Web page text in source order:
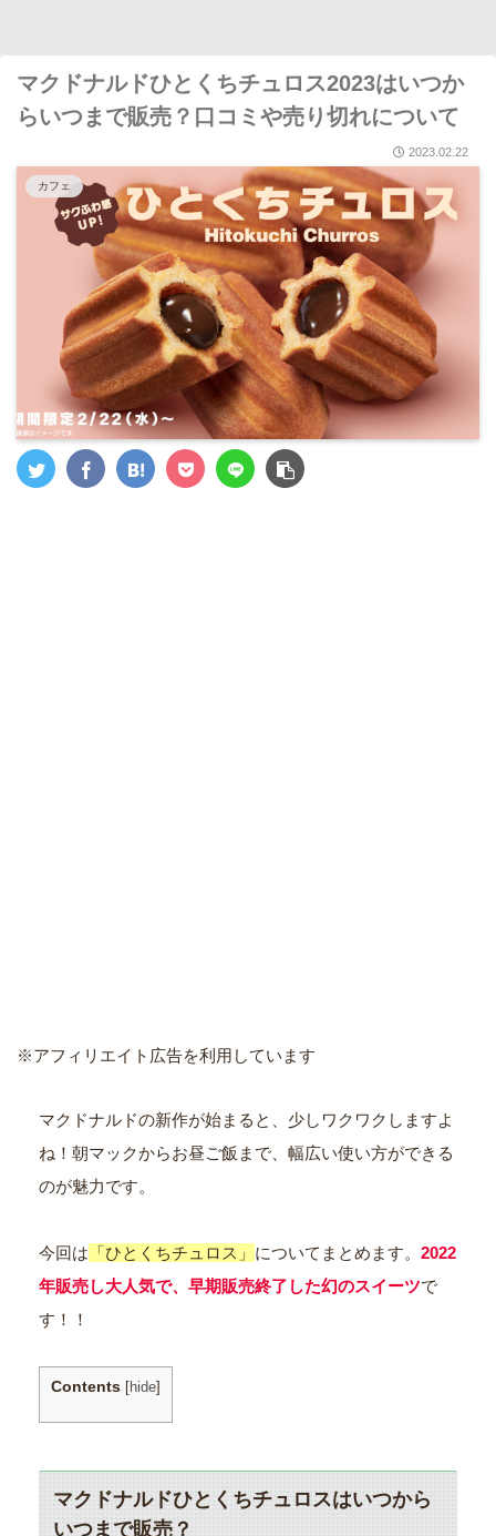
マクドナルドひとくちチュロス2023はいつか
らいつまで販売？口コミや売り切れについて
2023.02.22
カフェ
※アフィリエイト広告を利用しています
マクドナルドの新作が始まると、少しワクワクしますよ
ね！朝マックからお昼ご飯まで、幅広い使い方ができる
のが魅力です。
今回は 「ひとくちチュロス」 についてまとめます。 2022
年販売し大人気で、早期販売終了した幻のスイーツで
す！！
Contents [hide]
マクドナルドひとくちチュロスはいつから
いつまで販売？